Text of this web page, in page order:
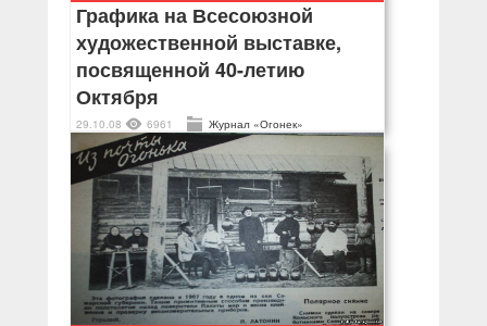
Графика на Всесоюзной
художественной выставке,
посвященной 40-летию
Октября
29.10.08 6961 Журнал «Огонек»